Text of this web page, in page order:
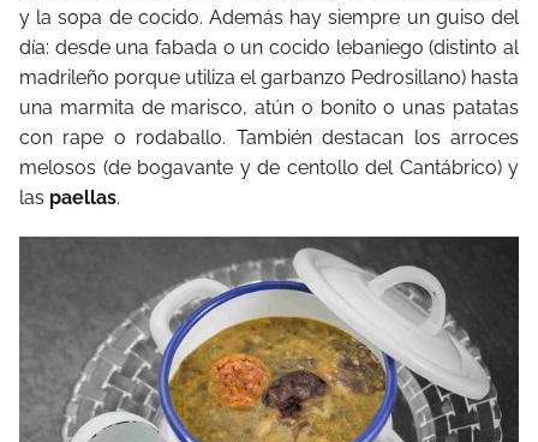
y la sopa de cocido. Además hay siempre un guiso del
día: desde una fabada o un cocido lebaniego (distinto al
madrileño porque utiliza el garbanzo Pedrosillano) hasta
una marmita de marisco, atún o bonito o unas patatas
con rape o rodaballo. También destacan los arroces
melosos (de bogavante y de centollo del Cantábrico) y
las paellas.